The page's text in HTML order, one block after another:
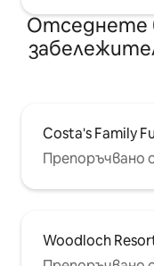
Отседнете
Costa's Family
Препоръчвано
Woodloch